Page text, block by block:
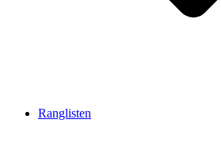
Ranglisten